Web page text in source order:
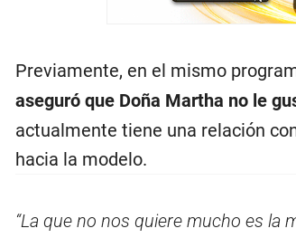
Previamente, en el mismo
aseguró que Doña Martha no le
actualmente tiene una relación
hacia la modelo.
“La que no nos quiere mucho es la